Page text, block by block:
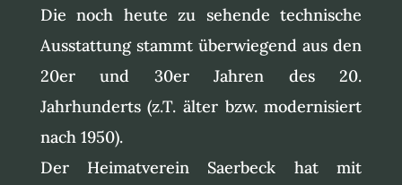
Die noch heute zu sehende technische
Ausstattung stammt überwiegend aus den
20er und 30er Jahren des 20.
Jahrhunderts (z.T. älter bzw. modernisiert
nach 1950).
Der Heimatverein Saerbeck hat mit